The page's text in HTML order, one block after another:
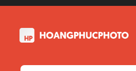
Skip
content